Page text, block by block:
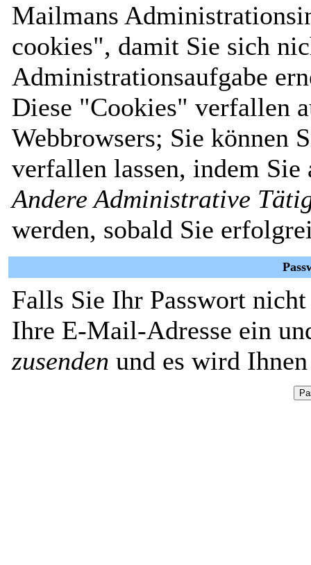
Mailmans
cookies", damit Sie sich
Administrationsaufgabe
Diese "Cookies" verfallen
Webbrowsers; Sie können
verfallen lassen, indem
Andere Administrative
werden, sobald Sie
Falls Sie Ihr Passwort
Ihre E-Mail-Adresse ein
zusenden und es wird